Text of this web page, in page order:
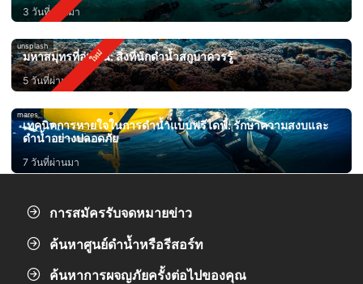
3 วันที่ผ่านมา
unsplash
มหาสมุทรที่อุ่นขึ้น: สิ่งที่นักดำน้ำสกูบาควรรู้
5 วันที่ผ่านมา
mares
เทคนิคการหายใจในการดำน้ำแบบฟรีไดฟ์: รักษาความสงบและ
ดำน้ำอย่างปลอดภัย
7 วันที่ผ่านมา
การสมัครรับจดหมายข่าว
ค้นหาศูนย์ดำน้ำหรือรีสอร์ท
ค้นหาการผจญภัยครั้งต่อไปของคุณ